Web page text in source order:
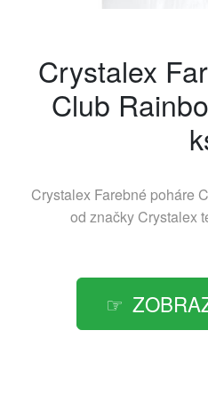
Crystalex
Club
Crystalex Farebné poháre
od značky Crystalex